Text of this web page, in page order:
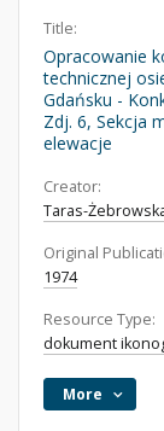
Title:
Opracowanie
technicznej
Gdańsku -
Zdj. 6, Sekcja
elewacje
Creator:
Taras-
Original
1974
Resource Type:
dokument
More